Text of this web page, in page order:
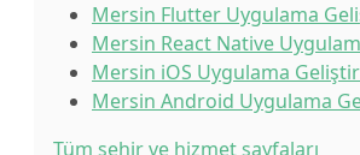
Mersin Flutter Uygulama
Mersin React Native
Mersin iOS Uygulama
Mersin Android Uygulama
Tüm şehir ve hizmet sayfaları